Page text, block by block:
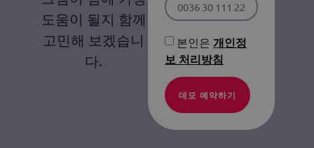
도움이 될지 함께
고민해 보겠습니
다.
본인은개인정
보 처리방침
데모 예약하기